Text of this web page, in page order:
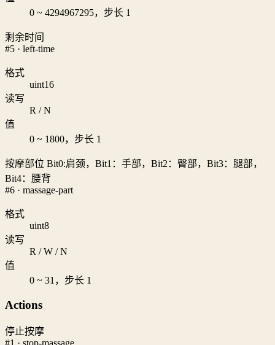
0 ~ 4294967295，步长 1
剩余时间
#5 · left-time
格式
uint16
读写
R / N
值
0 ~ 1800，步长 1
按摩部位 Bit0:肩颈，Bit1：手部，Bit2：臀部，Bit3：腿部，
Bit4：腰背
#6 · massage-part
格式
uint8
读写
R / W / N
值
0 ~ 31，步长 1
Actions
停止按摩